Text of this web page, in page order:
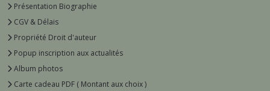
Présentation Biographie
CGV & Délais
Propriété Droit d'auteur
Popup inscription aux actualités
Album photos
Carte cadeau PDF ( Montant aux choix )